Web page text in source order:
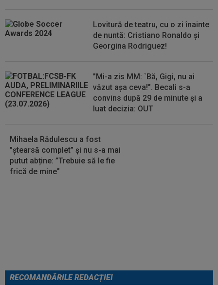
15:11 EXCLUSIV
Radu Naum: ”Ne-ai șocat”. Andrei
Vochin a făcut predicția, după UTA - Rapid
Lovitură de teatru, cu o zi înainte
de nuntă: Cristiano Ronaldo și
Georgina Rodriguez!
”Mi-a zis MM: `Bă, Gigi, nu ai
văzut așa ceva!”. Becali s-a
convins după 29 de minute și a
luat decizia: OUT
Mihaela Rădulescu a fost
”ștearsă complet” și nu s-a mai
putut abține: ”Trebuie să le fie
frică de mine”
RECOMANDĂRILE REDACȚIEI